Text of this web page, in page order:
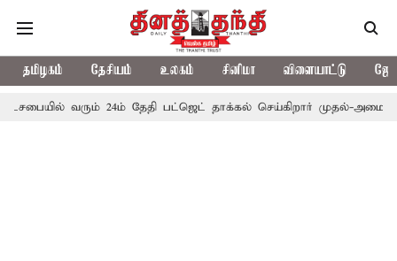
தமிழகம் தேசியம் உலகம் சினிமா விளையாட்டு
வரும் 24ம் தேதி பட்ஜெட் தாக்கல் செய்கிறார் முதல்-அமைச்சர் ரங்கசாமி